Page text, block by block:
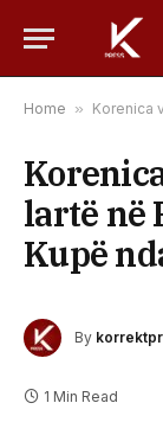
Home » Korenica
lartë në
Kupë
By
1 Min Read